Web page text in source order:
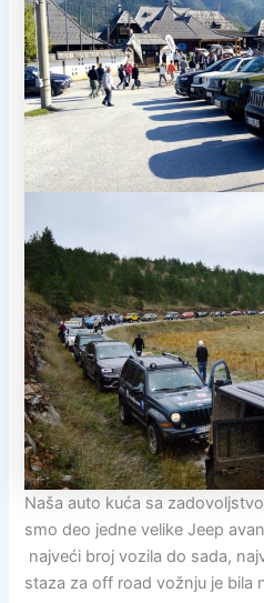
Naša auto kuća sa
smo deo jedne velike Jeep
najveći broj vozila do sada,
staza za off road vožnju je bila